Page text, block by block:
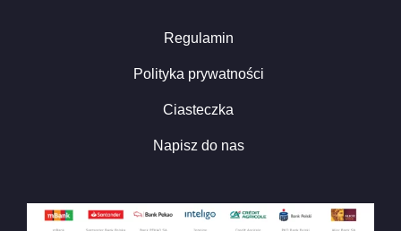
Regulamin
Polityka prywatności
Ciasteczka
Napisz do nas